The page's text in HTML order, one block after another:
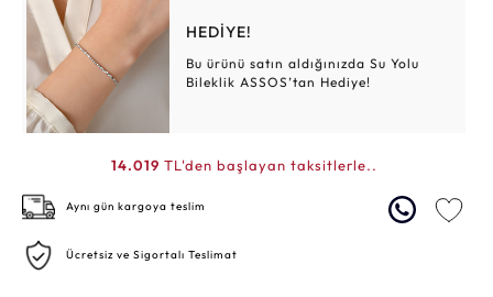
HEDİYE!
Bu ürünü satın aldığınızda Su Yolu
Bileklik ASSOS’tan Hediye!
14.019 TL'den başlayan taksitlerle..
Aynı gün kargoya teslim
Ücretsiz ve Sigortalı Teslimat